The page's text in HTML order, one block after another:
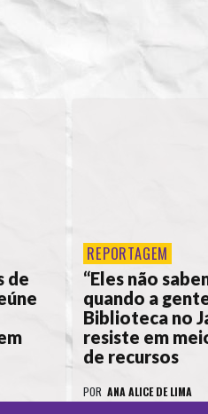
de
REPORTAGEM
“Eles não
quando a
Biblioteca no
resiste em
de recursos
POR ANA ALICE DE LIMA